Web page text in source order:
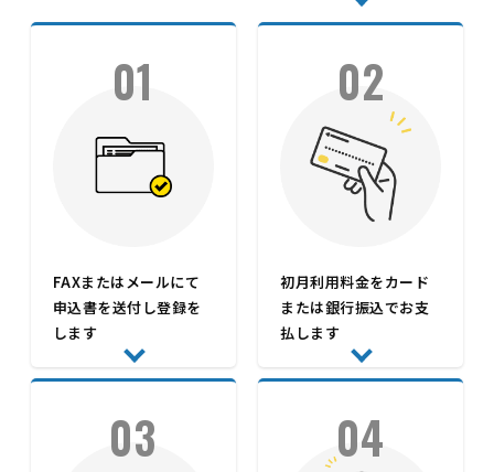
01
FAXまたはメールにて
申込書を送付し登録を
します
02
初月利用料金をカード
または銀行振込でお支
払します
03 04